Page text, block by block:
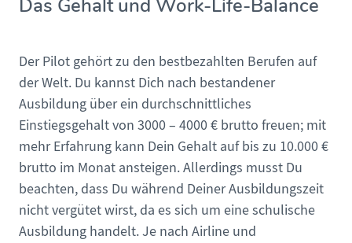
Das Gehalt und Work-Life-Balance
Der Pilot gehört zu den bestbezahlten Berufen auf
der Welt. Du kannst Dich nach bestandener
Ausbildung über ein durchschnittliches
Einstiegsgehalt von 3000 – 4000 € brutto freuen; mit
mehr Erfahrung kann Dein Gehalt auf bis zu 10.000 €
brutto im Monat ansteigen. Allerdings musst Du
beachten, dass Du während Deiner Ausbildungszeit
nicht vergütet wirst, da es sich um eine schulische
Ausbildung handelt. Je nach Airline und